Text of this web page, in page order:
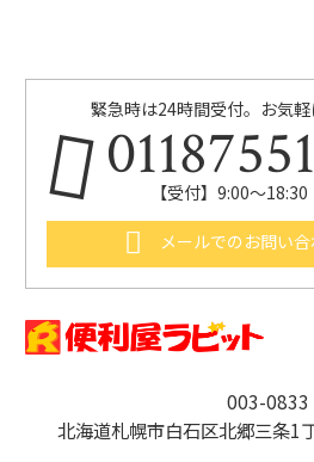
003-0833
北海道札幌市白石区北郷三条
緊急時は24時間受付。お気
【受付】9:00～
メールでのお問い